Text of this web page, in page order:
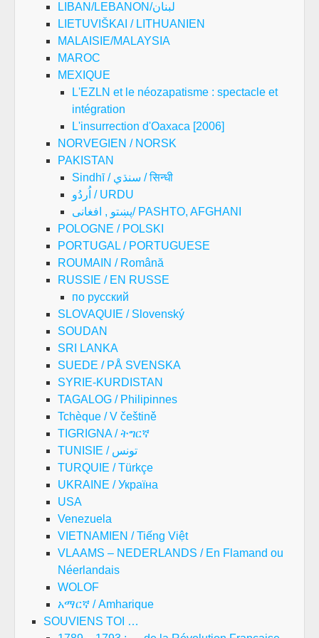
LIBAN/LEBANON/لبنان
LIETUVIŠKAI / LITHUANIEN
MALAISIE/MALAYSIA
MAROC
MEXIQUE
L'EZLN et le néozapatisme : spectacle et
intégration
L'insurrection d'Oaxaca [2006]
NORVEGIEN / NORSK
PAKISTAN
Sindhī / سنڌي / सिन्धी
اُردُو / URDU
پښتو , افغانی/ PASHTO, AFGHANI
POLOGNE / POLSKI
PORTUGAL / PORTUGUESE
ROUMAIN / Română
RUSSIE / EN RUSSE
по русский
SLOVAQUIE / Slovenský
SOUDAN
SRI LANKA
SUEDE / PÅ SVENSKA
SYRIE-KURDISTAN
TAGALOG / Philipinnes
Tchèque / V češtině
TIGRIGNA / ትግርኛ
TUNISIE / تونس
TURQUIE / Türkçe
UKRAINE / Україна
USA
Venezuela
VIETNAMIEN / Tiếng Việt
VLAAMS – NEDERLANDS / En Flamand ou
Néerlandais
WOLOF
አማርኛ / Amharique
SOUVIENS TOI …